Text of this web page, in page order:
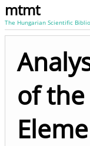
mtmt
The Hungarian Scientific
of